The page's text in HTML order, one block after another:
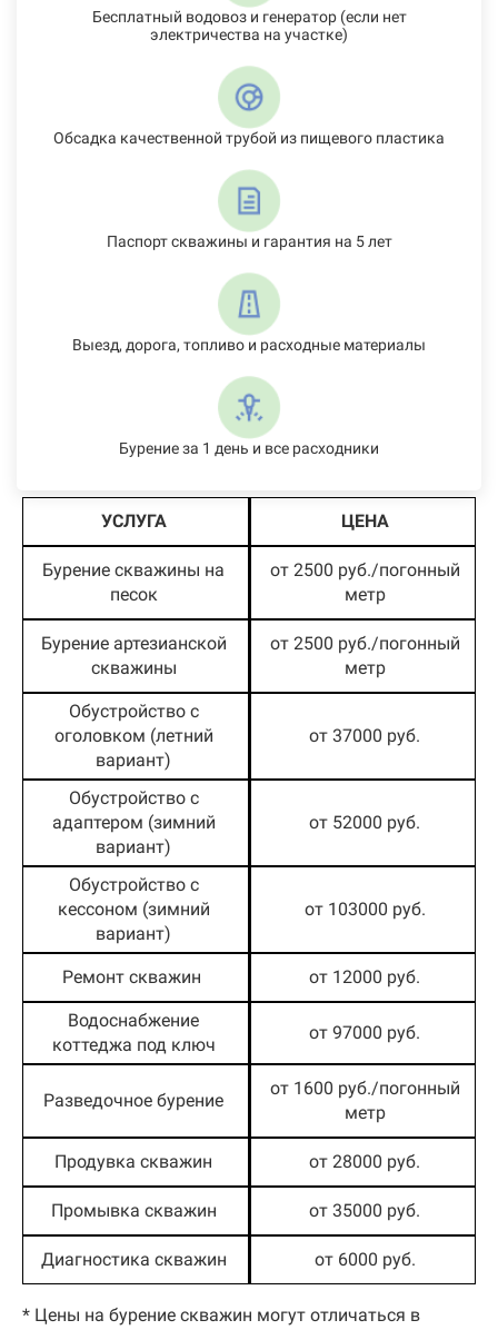
Бесплатный водовоз и генератор (если нет
электричества на участке)
Обсадка качественной трубой из пищевого пластика
Паспорт скважины и гарантия на 5 лет
Выезд, дорога, топливо и расходные материалы
Бурение за 1 день и все расходники
УСЛУГА ЦЕНА
Бурение скважины на
песок
от 2500 руб./погонный
метр
Бурение артезианской
скважины
от 2500 руб./погонный
метр
Обустройство с
оголовком (летний
вариант)
от 37000 руб.
Обустройство с
адаптером (зимний
вариант)
от 52000 руб.
Обустройство с
кессоном (зимний
вариант)
от 103000 руб.
Ремонт скважин от 12000 руб.
Водоснабжение
коттеджа под ключ
от 97000 руб.
Разведочное бурение
от 1600 руб./погонный
метр
Продувка скважин от 28000 руб.
Промывка скважин от 35000 руб.
Диагностика скважин от 6000 руб.
* Цены на бурение скважин могут отличаться в